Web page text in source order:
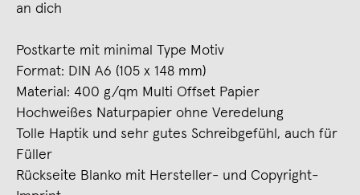
an dich
Postkarte mit minimal Type Motiv
Format: DIN A6 (105 x 148 mm)
Material: 400 g/qm Multi Offset Papier
Hochweißes Naturpapier ohne Veredelung
Tolle Haptik und sehr gutes Schreibgefühl, auch für
Füller
Rückseite Blanko mit Hersteller- und Copyright-